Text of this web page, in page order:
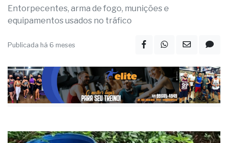
Entorpecentes, arma de fogo, munições e
equipamentos usados no tráfico
Publicada há 6 meses